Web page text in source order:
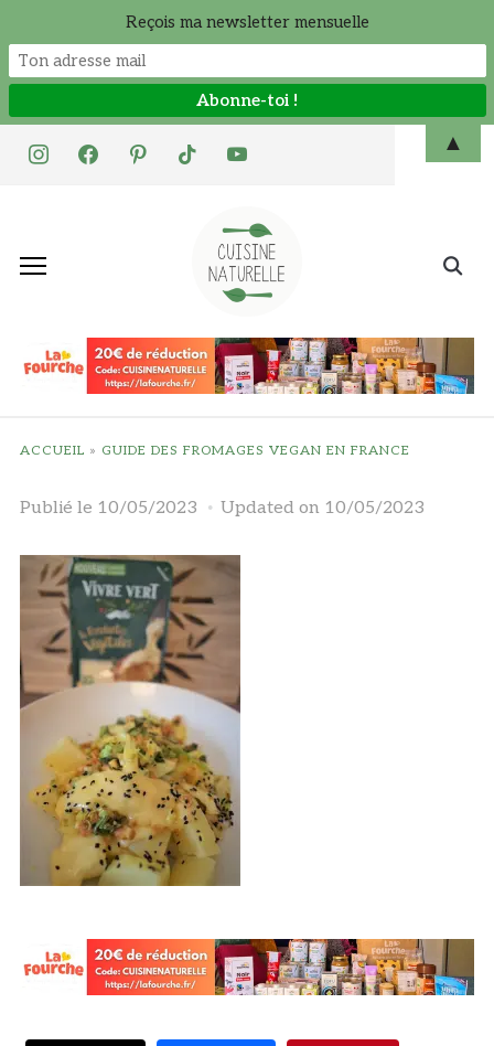
instagramfacebookpinteresttiktok youtube
Search
ACCUEIL » GUIDE DES FROMAGES VEGAN EN FRANCE
Publié le 10/05/2023 Updated on 10/05/2023
Reçois ma newsletter mensuelle
▲